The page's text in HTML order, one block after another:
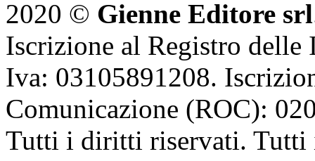
2020 © Gienne Editore srl
Iscrizione al Registro delle
Iva: 03105891208.
Comunicazione (ROC):
Tutti i diritti riservati. Tutti